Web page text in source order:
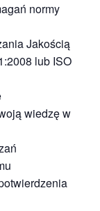
normy
Jakością
lub ISO
wiedzę w